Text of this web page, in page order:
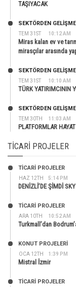
TAŞIYACAK
TEM 31ST 10:12 AM
SEKTÖRDEN
Miras kalan ev ve
mirasçılar arasında
TEM 31ST 10:10 AM
SEKTÖRDEN
TÜRK YATIRIMCININ
TEM 30TH 11:03 AM
SEKTÖRDEN
PLATFORMLAR
TICARI PROJELER
HAZ 12TH 5:14 PM
TİCARİ PROJELER
DENİZLİ’DE ŞİMDİ
ARA 10TH 10:52 AM
TİCARİ PROJELER
Turkmall’dan
OCA 12TH 1:39 PM
KONUT PROJELERI
Mistral İzmir
TİCARİ PROJELER